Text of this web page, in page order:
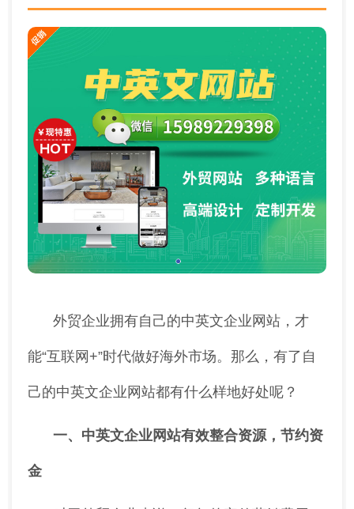
外贸企业拥有自己的中英文企业网站，才
能“互联网+”时代做好海外市场。那么，有了自
己的中英文企业网站都有什么样地好处呢？
一、中英文企业网站有效整合资源，节约资
金